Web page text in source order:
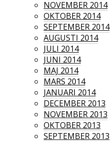
NOVEMBER 2014
OKTOBER 2014
SEPTEMBER 2014
AUGUSTI 2014
JULI 2014
JUNI 2014
MAJ 2014
MARS 2014
JANUARI 2014
DECEMBER 2013
NOVEMBER 2013
OKTOBER 2013
SEPTEMBER 2013